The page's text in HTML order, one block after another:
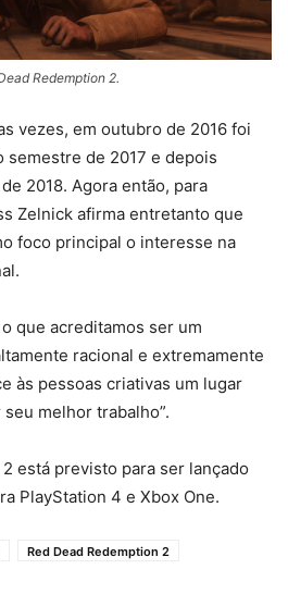
Redemption 2.
vezes, em outubro de 2016 foi
semestre de 2017 e depois
2018. Agora então, para
Zelnick afirma entretanto que
foco principal o interesse na
que acreditamos ser um
racional e extremamente
às pessoas criativas um lugar
melhor trabalho”.
está previsto para ser lançado
PlayStation 4 e Xbox One.
Red Dead Redemption 2